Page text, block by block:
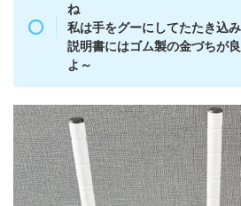
ね
私は手をグーにしてたたき込
説明書にはゴム製の金づちが
よ～